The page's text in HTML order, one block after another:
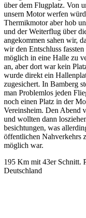
über dem Flugplatz. Von
unsern Motor werfen
Thermikmotor aber hob
und der Weiterflug über
angekommen sahen wir,
wir den Entschluss
möglich in eine Halle zu
an, aber dort war kein
wurde direkt ein
zugesichert. In Bamberg
man Problemlos jeden
noch einen Platz in der
Vereinsheim. Den Abend
und wollten dann
besichtungen, was
öffentlichen Nahverkehrs
möglich war.
195 Km mit 43er Schnitt.
Deutschland